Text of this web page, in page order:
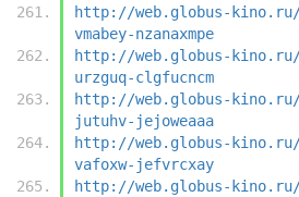
http://web.globus-
vmabey-nzanaxmpe
http://web.globus-
urzguq-clgfucncm
http://web.globus-
jutuhv-jejoweaaa
http://web.globus-kino.ru/
vafoxw-jefvrcxay
http://web.globus-